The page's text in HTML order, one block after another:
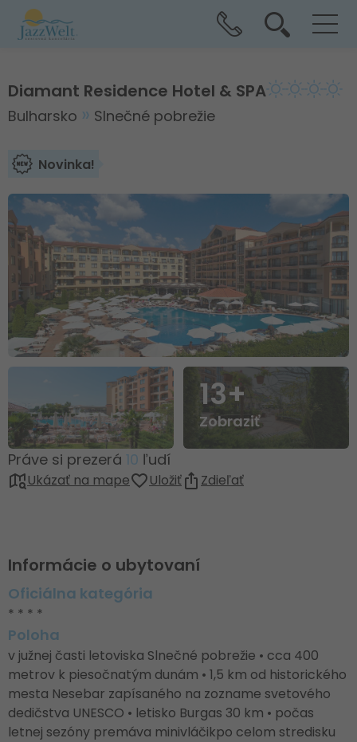
Diamant Residence Hotel & SPA
Bulharsko Slnečné pobrežie
Novinka!
13+
Zobraziť
Práve si prezerá 10 ľudí
Ukázať na mape Uložiť Zdieľať
Informácie o ubytovaní
Oficiálna kategória
* * * *
Poloha
v južnej časti letoviska Slnečné pobrežie • cca 400
metrov k piesočnatým dunám • 1,5 km od historického
mesta Nesebar zapísaného na zozname svetového
dedičstva UNESCO • letisko Burgas 30 km • počas
letnej sezóny premáva minivláčikpo celom stredisku